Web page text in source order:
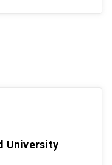
University